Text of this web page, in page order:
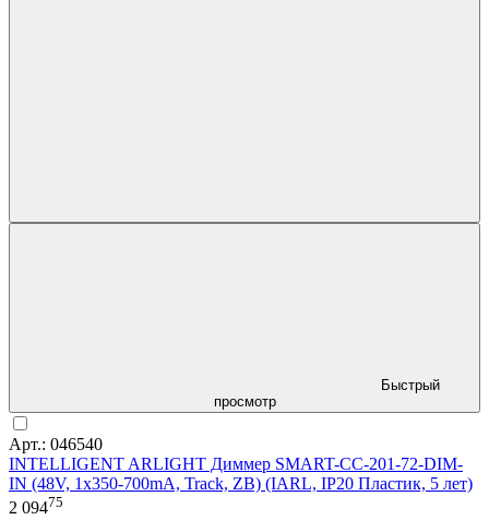
Быстрый
просмотр
Арт.: 046540
INTELLIGENT ARLIGHT Диммер SMART-CC-201-72-DIM-
IN (48V, 1x350-700mA, Track, ZB) (IARL, IP20 Пластик, 5 лет)
2 09475